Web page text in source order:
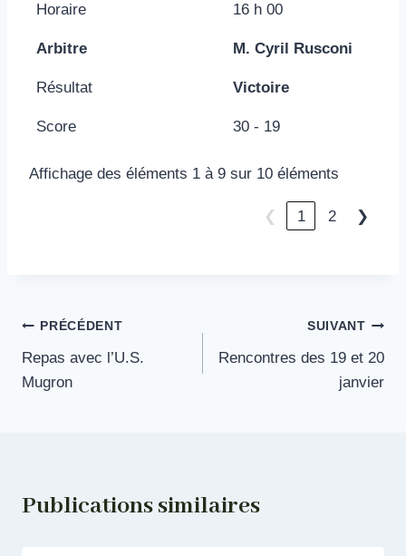
Horaire 16 h 00
Arbitre M. Cyril Rusconi
Résultat Victoire
Score 30 - 19
Affichage des éléments 1 à 9 sur 10 éléments
❮ 1 2 ❯
Navigation
de
PRÉCÉDENT
Repas avec l’U.S.
Mugron
SUIVANT
Rencontres des 19 et 20
janvier
Publications similaires